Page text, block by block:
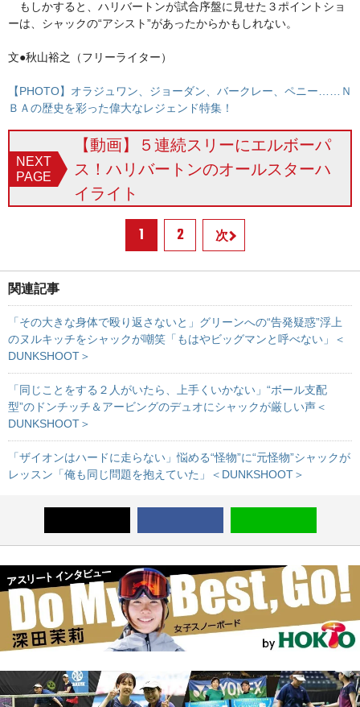
もしかすると、ハリバートンが試合序盤に見せた３ポイントショ
ーは、シャックの“アシスト”があったからかもしれない。
文●秋山裕之（フリーライター）
【PHOTO】オラジュワン、ジョーダン、バークレー、ペニー……Ｎ
ＢＡの歴史を彩った偉大なレジェンド特集！
NEXT
PAGE
【動画】５連続スリーにエルボーパ
ス！ハリバートンのオールスターハ
イライト
1 2 次
関連記事
「その大きな身体で殴り返さないと」グリーンへの“告発疑惑”浮上
のヌルキッチをシャックが嘲笑「もはやビッグマンと呼べない」＜
DUNKSHOOT＞
「同じことをする２人がいたら、上手くいかない」“ボール支配
型”のドンチッチ＆アービングのデュオにシャックが厳しい声＜
DUNKSHOOT＞
「ザイオンはハードに走らない」悩める“怪物”に“元怪物”シャックが
レッスン「俺も同じ問題を抱えていた」＜DUNKSHOOT＞